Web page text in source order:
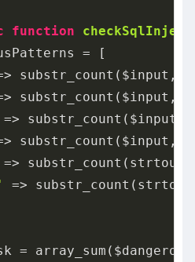
function
= [
substr_count($input,
substr_count($input,
=> substr_count($input,
substr_count($input,
=>
=>
=